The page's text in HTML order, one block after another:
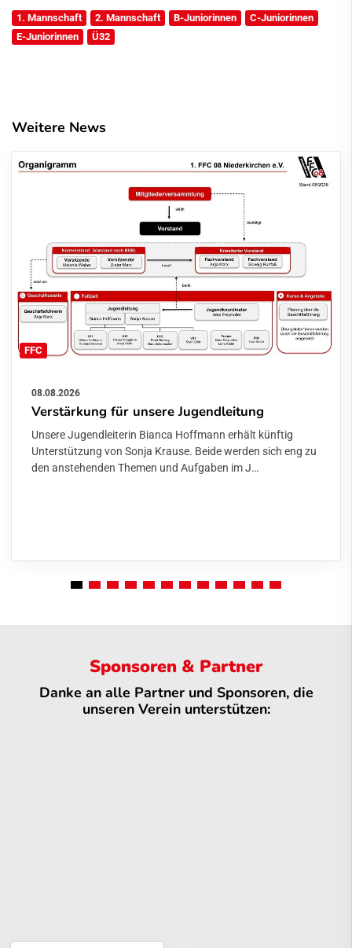
1. Mannschaft 2. Mannschaft B-Juniorinnen
C-Juniorinnen
E-Juniorinnen
Ü32
Weitere News
FFC
08.08.2026
Verstärkung für unsere Jugendleitung
Unsere Jugendleiterin Bianca Hoffmann erhält künftig
Unterstützung von Sonja Krause. Beide werden sich eng zu
den anstehenden Themen und Aufgaben im J…
Sponsoren & Partner
Danke an alle Partner und Sponsoren, die
unseren Verein unterstützen: